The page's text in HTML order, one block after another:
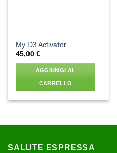
My D3 Activator
45,00€
AGGIUNGI AL
CARRELLO
SALUTE ESPRESSA